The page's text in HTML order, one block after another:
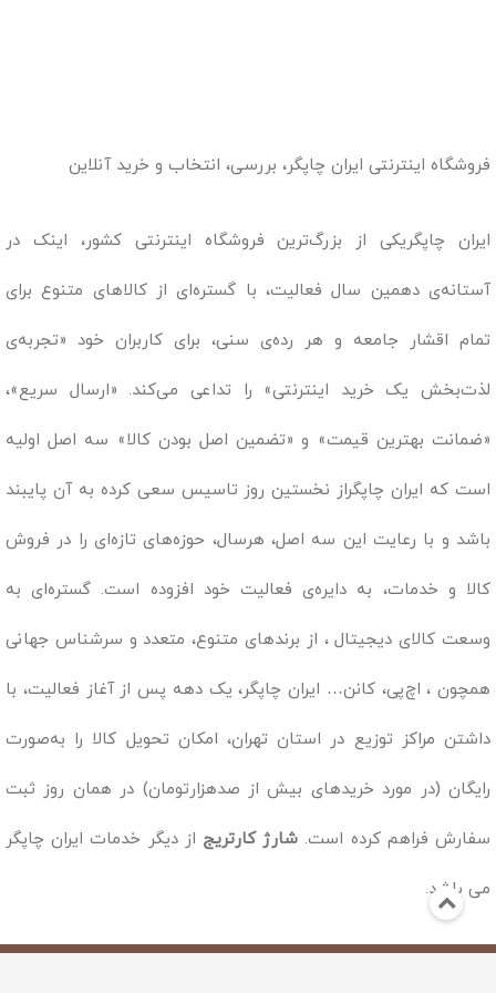
فروشگاه اینترنتی ایران چاپگر، بررسی، انتخاب و خرید آنلاین
ایران چاپگریکی از بزرگ‌ترین فروشگاه اینترنتی کشور، اینک در
آستانه‌ی دهمین سال فعالیت، با گستره‌ای از کالاهای متنوع برای
تمام اقشار جامعه و هر رده‌ی سنی، برای کاربران خود «تجربه‌ی
لذت‌بخش یک خرید اینترنتی» را تداعی می‌کند. «ارسال سریع»،
«ضمانت بهترین قیمت» و «تضمین اصل بودن کالا» سه اصل اولیه
است که ایران چاپگراز نخستین روز تاسیس سعی کرده به آن پایبند
باشد و با رعایت این سه اصل، هرسال، حوزه‌های تازه‌ای را در فروش
کالا و خدمات، به دایره‌ی فعالیت خود افزوده است. گستره‌ای به
وسعت کالای دیجیتال ، از برندهای متنوع، متعدد و سرشناس جهانی
همچون ، اچ‌پی، کانن… ایران چاپگر، یک دهه پس از آغاز فعالیت، با
داشتن مراکز توزیع در استان تهران، امکان تحویل کالا را به‌صورت
رایگان (در مورد خریدهای بیش از صدهزارتومان) در همان روز ثبت
سفارش فراهم کرده است. شارژ کارتریج از دیگر خدمات ایران چاپگر
می باشد.